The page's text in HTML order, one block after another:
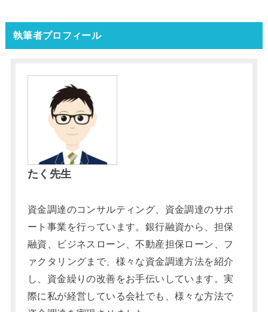
執筆者プロフィール
たく先生
資金調達のコンサルティング、資金調達のサポ
ート事業を行っています。銀行融資から、担保
融資、ビジネスローン、不動産担保ローン、フ
ァクタリングまで、様々な資金調達方法を紹介
し、資金繰りの改善をお手伝いしています。実
際に私が経営している会社でも、様々な方法で